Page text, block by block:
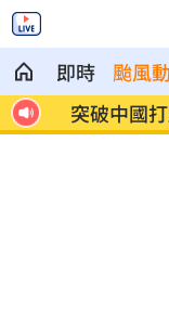
即時 颱風
人
突破中國打
會